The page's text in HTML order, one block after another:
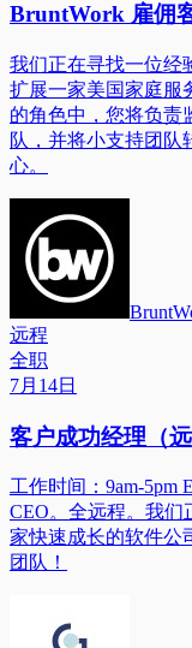
BruntWork 雇佣
我们正在寻找一位经
扩展一家美国家庭服
的角色中，您将负责
队，并将小支持团队
心。
远程
全职
7月14日
客户成功经理（远
工作时间：9am-5pm
CEO。全远程。我们
家快速成长的软件公
团队！